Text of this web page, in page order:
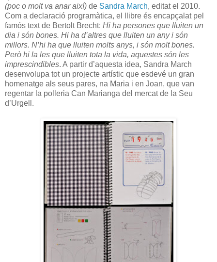
(poc o molt va anar així) de Sandra March, editat el 2010.
Com a declaració programàtica, el llibre és encapçalat pel
famós text de Bertolt Brecht: Hi ha persones que lluiten un
dia i són bones. Hi ha d’altres que lluiten un any i són
millors. N’hi ha que lluiten molts anys, i són molt bones.
Però hi la les que lluiten tota la vida, aquestes són les
imprescindibles. A partir d’aquesta idea, Sandra March
desenvolupa tot un projecte artístic que esdevé un gran
homenatge als seus pares, na Maria i en Joan, que van
regentar la polleria Can Marianga del mercat de la Seu
d’Urgell.